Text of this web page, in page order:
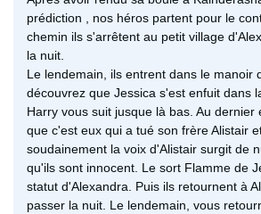
prédiction , nos héros partent pour le
chemin ils s'arrêtent au petit village
la nuit.
Le lendemain, ils entrent dans le manoir
découvrez que Jessica s'est enfuit dans
Harry vous suit jusque là bas. Au dernier
que c'est eux qui a tué son frère Alistair
soudainement la voix d'Alistair surgit de
qu'ils sont innocent. Le sort Flamme de
statut d'Alexandra. Puis ils retournent à
passer la nuit. Le lendemain, vous